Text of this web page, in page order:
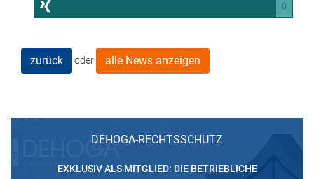
0
zurück oder alle News anzeigen
DEHOGA-RECHTSSCHUTZ
EXKLUSIV ALS MITGLIED: DIE BETRIEBLICHE